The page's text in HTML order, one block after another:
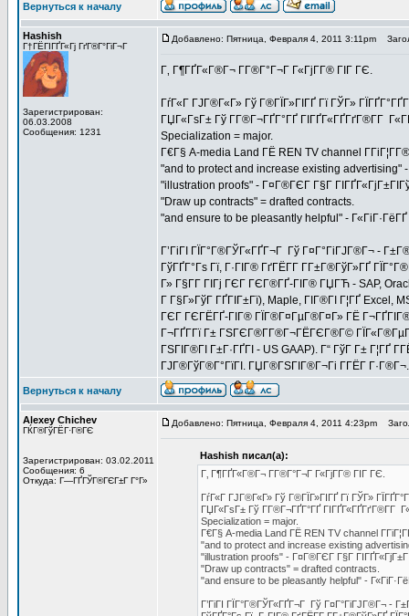
Вернуться к началу
Hashish
Г†ГЁГІГҐГ«Гј ГґГ®Г°ГіГ¬Г
Зарегистрирован:
06.03.2008
Сообщения: 1231
Добавлено: Пятница, Февраля 4, 2011 3:11pm
Г‚ Г¶ГҐГ«Г®Г¬ Г­Г®Г°Г¬Г Г«ГјГ­Г® ГІГ ГЄ.
ГѓГ«Г ГЈГ®Г«Г» Гў Г®ГЇГ»ГІГҐ Гї ГЎГ»
ГЏГ«ГѕГ± Гў Г­Г®Г¬ГҐГ°ГҐ ГІГҐГ«ГҐГґГ®Г­Г
Specialization = major.
Г€Г§ A-media Land ГЁ REN TV channel
"and to protect and increase existing
"illustration proofs" - Г¤Г®ГЄГ Г§Г
"Draw up contracts" = drafted contracts.
"and ensure to be pleasantly helpful" - Г«ГіГ·ГёГҐ
Г’ГіГІ ГЇГ°Г®ГЎГ«ГҐГ¬Г Гў Г¤Г°ГіГЈГ®Г¬ -
ГўГҐГ°Гѕ Гї, Г·ГІГ® ГґГЁГ­Г Г­Г±Г®ГўГ»ГҐ
Г» Г§Г­Г ГІГј ГЄГ ГЄГ®ГҐ-ГІГ® ГЏГЋ - SAP,
Г Г§Г»ГўГ ГҐГІГ±Гї), Maple, ГІГ®ГІ Г¦ГҐ Excel,
ГЄГ ГЄГЁГҐ-ГІГ® ГЇГ®Г¤ГµГ®Г¤Г» ГЁ
Г¬ГҐГ­Гї Г± ГЅГЄГ®Г­Г®Г¬ГЁГЄГ®Г©
ГЅГІГ®ГІ Г±Г·ГҐГІ - US GAAP). Г“ ГўГ Г±
ГЈГ®ГўГ®Г°ГїГІ. ГЏГ®ГЅГІГ®Г¬Гі Г­ГЁГ Г·Г®Г¬.
Вернуться к началу
Alexey Chichev
ГЌГ®ГўГЁГ·Г®ГЄ
Зарегистрирован: 03.02.2011
Сообщения: 6
Откуда: Г—ГҐГЎГ®ГЄГ±Г Г°Г»
Добавлено: Пятница, Февраля 4, 2011 4:23pm
Hashish писал(а):
Г‚ Г¶ГҐГ«Г®Г¬ Г­Г®Г°Г¬Г Г«ГјГ­Г® ГІГ ГЄ.
ГѓГ«Г ГЈГ®Г«Г» Гў Г®ГЇГ»ГІГҐ Гї ГЎГ»
ГЏГ«ГѕГ± Гў Г­Г®Г¬ГҐГ°ГҐ ГІГҐГ«ГҐГґГ®Г­Г
Specialization = major.
Г€Г§ A-media Land ГЁ REN TV channel
"and to protect and increase existing
"illustration proofs" - Г¤Г®ГЄГ Г§Г
"Draw up contracts" = drafted contracts.
"and ensure to be pleasantly helpful" -
Г’ГіГІ ГЇГ°Г®ГЎГ«ГҐГ¬Г Гў Г¤Г°ГіГЈГ®Г¬ -